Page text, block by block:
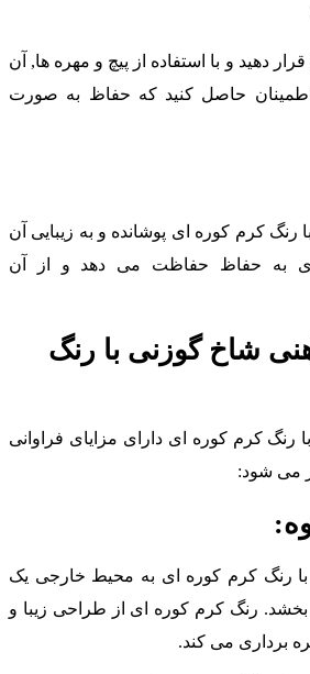
دهید و با استفاده از پیچ و مهره ها, آن
حاصل کنید که حفاظ به صورت
کرم کوره ای پوشانده و به زیبایی آن
به حفاظ حفاظت می دهد و از آن
شاخ گوزنی با رنگ
کرم کوره ای دارای مزایای فراوانی
شود:
رنگ کرم کوره ای به محیط خارجی یک
رنگ کرم کوره ای از طراحی زیبا و
برداری می کند.